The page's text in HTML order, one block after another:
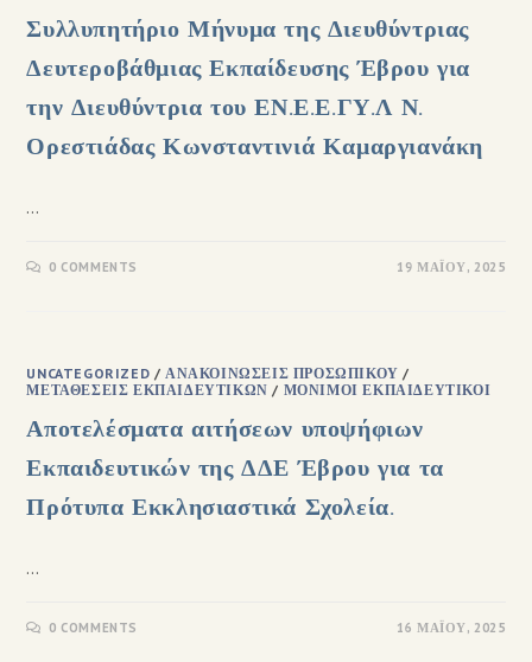
Συλλυπητήριο Μήνυμα της Διευθύντριας
Δευτεροβάθμιας Εκπαίδευσης Έβρου για
την Διευθύντρια του ΕΝ.Ε.Ε.ΓΥ.Λ Ν.
Ορεστιάδας Κωνσταντινιά Καμαργιανάκη
…
0 COMMENTS 19 ΜΑΪ́ΟΥ, 2025
UNCATEGORIZED /ΑΝΑΚΟΙΝΏΣΕΙΣ ΠΡΟΣΩΠΙΚΟΎ /
ΜΕΤΑΘΈΣΕΙΣ ΕΚΠΑΙΔΕΥΤΙΚΏΝ / ΜΌΝΙΜΟΙ ΕΚΠΑΙΔΕΥΤΙΚΟΊ
Αποτελέσματα αιτήσεων υποψήφιων
Εκπαιδευτικών της ΔΔΕ Έβρου για τα
Πρότυπα Εκκλησιαστικά Σχολεία.
…
0 COMMENTS 16 ΜΑΪ́ΟΥ, 2025